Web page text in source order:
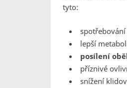
tyto:
lepší
posílení
příznivé
snížení